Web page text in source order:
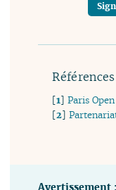
Références
[1]Paris
[2]
Avertissement